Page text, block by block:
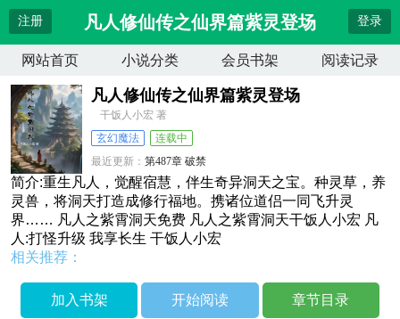
注册 凡人修仙传之仙界篇紫灵登场 登录
网站首页 小说分类 会员书架 阅读记录
凡人修仙传之仙界篇紫灵登场
干饭人小宏 著
玄幻魔法
连载中
最近更新：第487章 破禁
更新时间：2026-04-11 04:17:54
简介:重生凡人，觉醒宿慧，伴生奇异洞天之宝。种灵草，养
灵兽，将洞天打造成修行福地。携诸位道侣一同飞升灵
界…… 凡人之紫霄洞天免费 凡人之紫霄洞天干饭人小宏 凡
人:打怪升级 我享长生 干饭人小宏
相关推荐：
加入书架 开始阅读 章节目录